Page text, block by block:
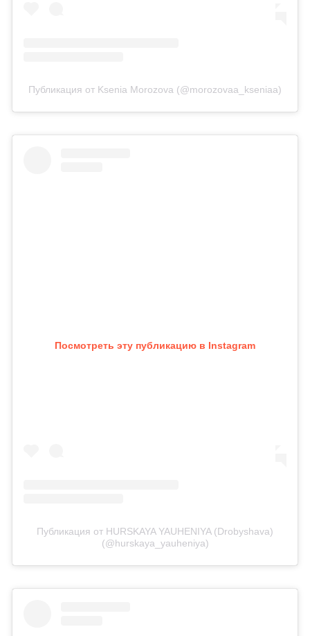
Публикация от Ksenia Morozova (@morozovaa_kseniaa)
Посмотреть эту публикацию в Instagram
Публикация от HURSKAYA YAUHENIYA (Drobyshava)
(@hurskaya_yauheniya)